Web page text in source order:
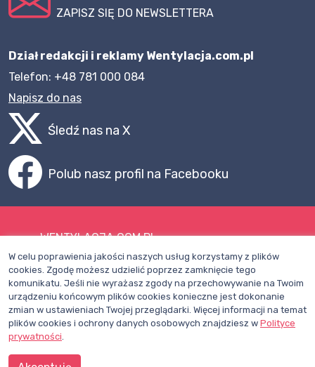
ZAPISZ SIĘ DO NEWSLETTERA
Dział redakcji i reklamy Wentylacja.com.pl
Telefon: +48 781 000 084
Napisz do nas
Śledź nas na X
Polub nasz profil na Facebooku
WENTYLACJA.COM.PL
Mapa witryny
Regulamin
Polityka Prywatności
Pomoc
W celu poprawienia jakości naszych usług korzystamy z plików
cookies. Zgodę możesz udzielić poprzez zamknięcie tego
komunikatu. Jeśli nie wyrażasz zgody na przechowywanie na Twoim
urządzeniu końcowym plików cookies konieczne jest dokonanie
zmian w ustawieniach Twojej przeglądarki. Więcej informacji na temat
plików cookies i ochrony danych osobowych znajdziesz w Polityce
prywatności.